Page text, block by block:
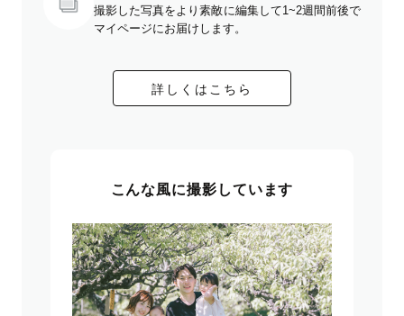
撮影した写真をより素敵に編集して1~2週間前後で
マイページにお届けします。
詳しくはこちら
こんな風に撮影しています